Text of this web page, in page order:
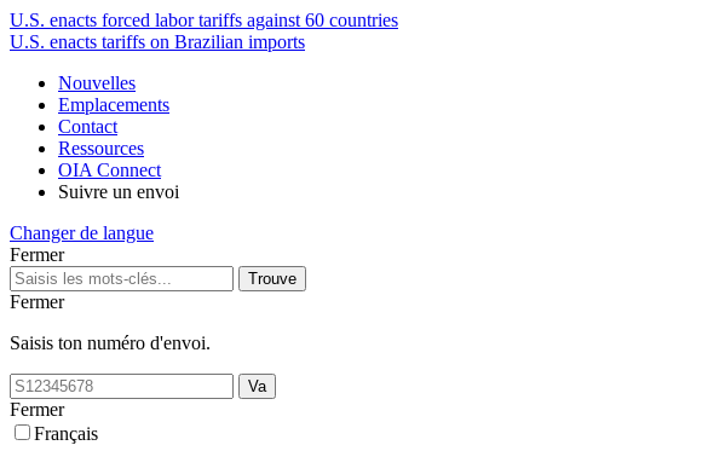
U.S. enacts forced labor tariffs against 60 countries
U.S. enacts tariffs on Brazilian imports
Nouvelles
Emplacements
Contact
Ressources
OIA Connect
Suivre un envoi
Changer de langue
Fermer
Fermer
Saisis ton numéro d'envoi.
Fermer
Français